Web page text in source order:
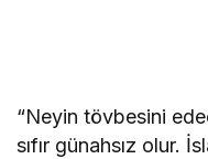
“Neyin tövbesini
sıfır günahsız olur.